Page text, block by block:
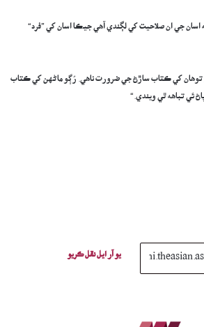
اسان جي ان صلاحيت کي لڳندي آهي جيڪا اسان کي ”فرد“
توهان کي ڪتاب ساڙڻ جي ضرورت ناهي. رُڳو ماڻهن کي ڪتاب
ئي تباهه ٿي ويندي.“
يو آر ايل نقل ڪريو